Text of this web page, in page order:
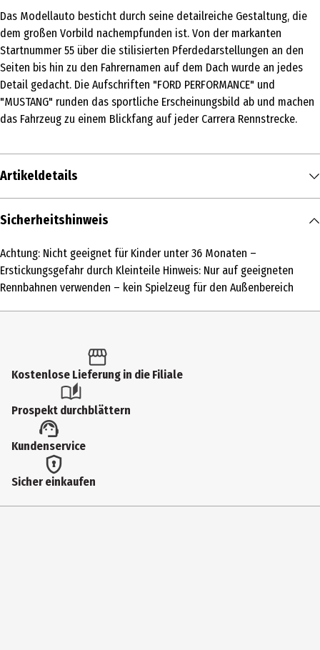
Das Modellauto besticht durch seine detailreiche Gestaltung, die
dem großen Vorbild nachempfunden ist. Von der markanten
Startnummer 55 über die stilisierten Pferdedarstellungen an den
Seiten bis hin zu den Fahrernamen auf dem Dach wurde an jedes
Detail gedacht. Die Aufschriften "FORD PERFORMANCE" und
"MUSTANG" runden das sportliche Erscheinungsbild ab und machen
das Fahrzeug zu einem Blickfang auf jeder Carrera Rennstrecke.
Artikeldetails
Inhalt
Produkttyp
Zubehör
Altersempfehlung ab
Artikelnummer des Herstellers
50051020
Hersteller
Carrera Revell Europe GmbH
Herstelleradresse
Henschelstr. 20-30 32257 Bünde
Kontaktmöglichkeit
Sicherheitshinweis
Achtung: Nicht geeignet für Kinder unter 36 Monaten –
Erstickungsgefahr durch Kleinteile Hinweis: Nur auf geeigneten
Rennbahnen verwenden – kein Spielzeug für den Außenbereich
Kostenlose Lieferung in die Filiale
Prospekt durchblättern
Kundenservice
Sicher einkaufen